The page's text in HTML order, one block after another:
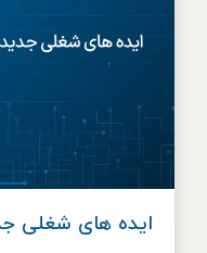
ایده های شغلی